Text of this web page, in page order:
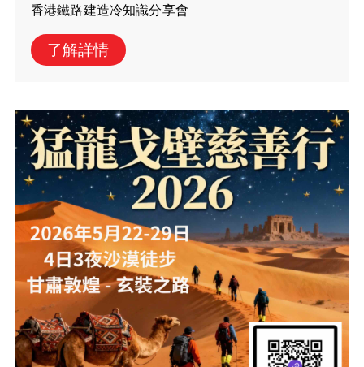
香港鐵路建造冷知識分享會
了解詳情